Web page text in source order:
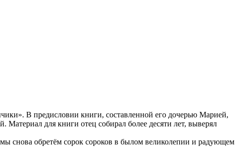
В предисловии книги, составленной его дочерью Марией,
для книги отец собирал более десяти лет, выверял
снова обретём сорок сороков в былом великолепии и радующем